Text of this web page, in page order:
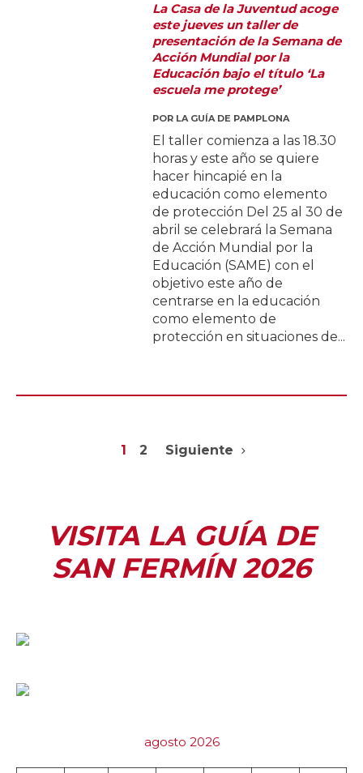
La Casa de la Juventud acoge
este jueves un taller de
presentación de la Semana de
Acción Mundial por la
Educación bajo el título ‘La
escuela me protege’
POR LA GUÍA DE PAMPLONA
El taller comienza a las 18.30
horas y este año se quiere
hacer hincapié en la
educación como elemento
de protección Del 25 al 30 de
abril se celebrará la Semana
de Acción Mundial por la
Educación (SAME) con el
objetivo este año de
centrarse en la educación
como elemento de
protección en situaciones de...
1 2 Siguiente
VISITA LA GUÍA DE
SAN FERMÍN 2026
agosto 2026